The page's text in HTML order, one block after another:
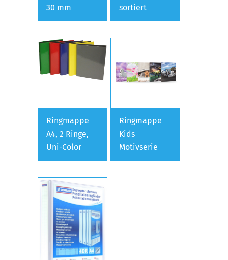
30 mm
sortiert
Ringmappe
A4, 2 Ringe,
Uni-Color
Ringmappe
Kids
Motivserie